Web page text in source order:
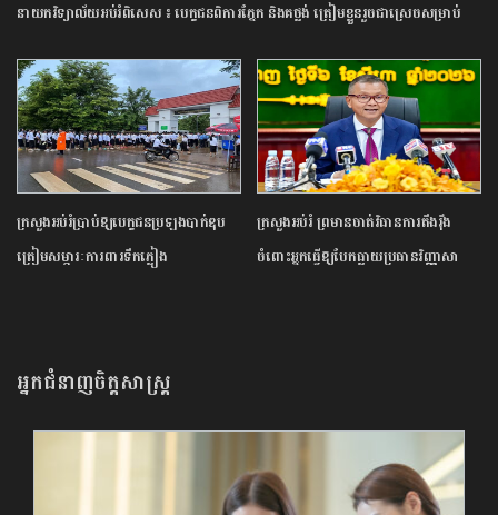
នាយក​វិទ្យាល័យ​អប់រំ​ពិសេស​ ​៖ ​បេក្ខជន​ពិការ​ភ្នែក​ និង​គថ្លង់​ ត្រៀមខ្លួន​រួច​ជាស្រេច​សម្រាប់​
ក្រសួង​អប់រំ​ប្រាប់​ឱ្យ​បេក្ខជន​ប្រឡង​បាក់ឌុប​
ត្រៀម​សម្ភារៈ​ការពារ​ទឹកភ្លៀង​
ក្រសួង​អប់រំ ​ព្រមាន​ចាត់​វិធានការ​តឹងរ៉ឹង​
ចំពោះ​អ្នក​ធ្វើឱ្យ​បែកធ្លាយ​ប្រធាន​វិញ្ញាសា​
អ្នកជំនាញចិត្តសាស្រ្ត